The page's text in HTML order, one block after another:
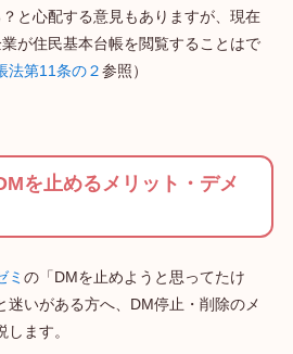
と心配する意見もありますが、現在
が住民基本台帳を閲覧することはで
法第11条の２参照）
を止めるメリット・デメ
ミ の「DMを止めようと思ってたけ
いがある方へ、DM停止・削除のメ
ます。